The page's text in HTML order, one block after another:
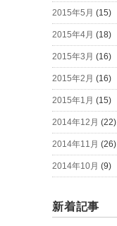
2015年5月 (15)
2015年4月 (18)
2015年3月 (16)
2015年2月 (16)
2015年1月 (15)
2014年12月 (22)
2014年11月 (26)
2014年10月 (9)
新着記事